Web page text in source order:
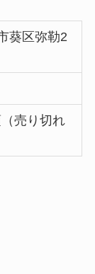
葵区弥勒2
売り切れ